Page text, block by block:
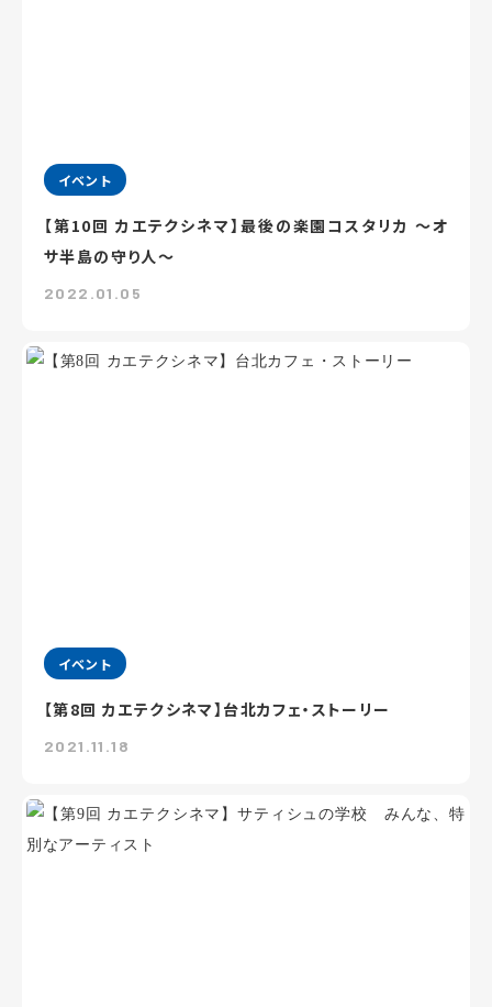
イベント
【第10回 カエテクシネマ】最後の楽園コスタリカ ～オ
サ半島の守り人～
2022.01.05
イベント
【第8回 カエテクシネマ】台北カフェ・ストーリー
2021.11.18